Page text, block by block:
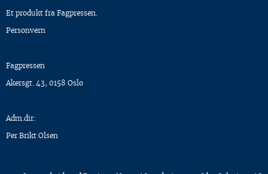
Et produkt fra Fagpressen.
Personvern
Fagpressen
Akersgt. 43, 0158 Oslo
Adm.dir:
Per Brikt Olsen